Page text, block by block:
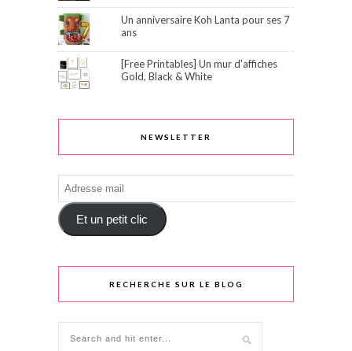
Un anniversaire Koh Lanta pour ses 7
ans
[Free Printables] Un mur d'affiches
Gold, Black & White
NEWSLETTER
Adresse
mail
Et un petit clic
RECHERCHE SUR LE BLOG